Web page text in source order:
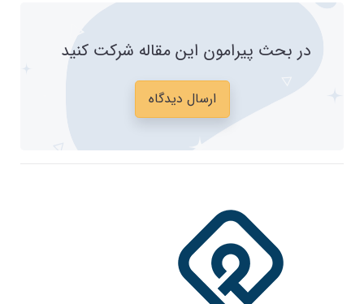
در بحث پیرامون این مقاله شرکت کنید
ارسال دیدگاه